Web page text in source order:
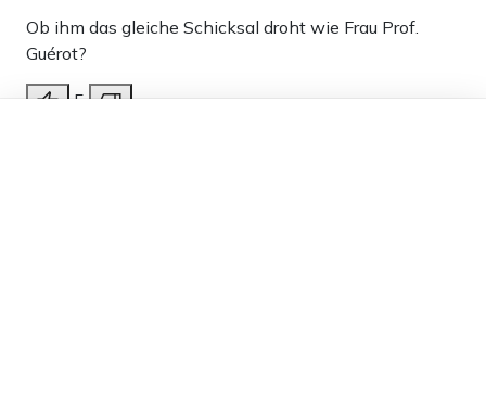
Ob ihm das gleiche Schicksal droht wie Frau Prof.
Guérot?
5